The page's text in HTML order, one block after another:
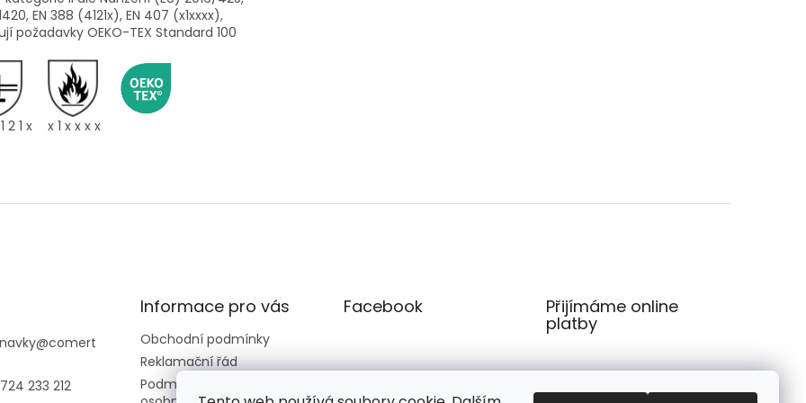
EN 388 (4121x), EN 407 (x1xxxx),
požadavky OEKO-TEX Standard 100
2 1 x x 1 x x x x
@comert
233 212
Informace pro vás
Obchodní podmínky
Reklamační řád
Podmínky ochrany
Facebook Přijímáme online
platby